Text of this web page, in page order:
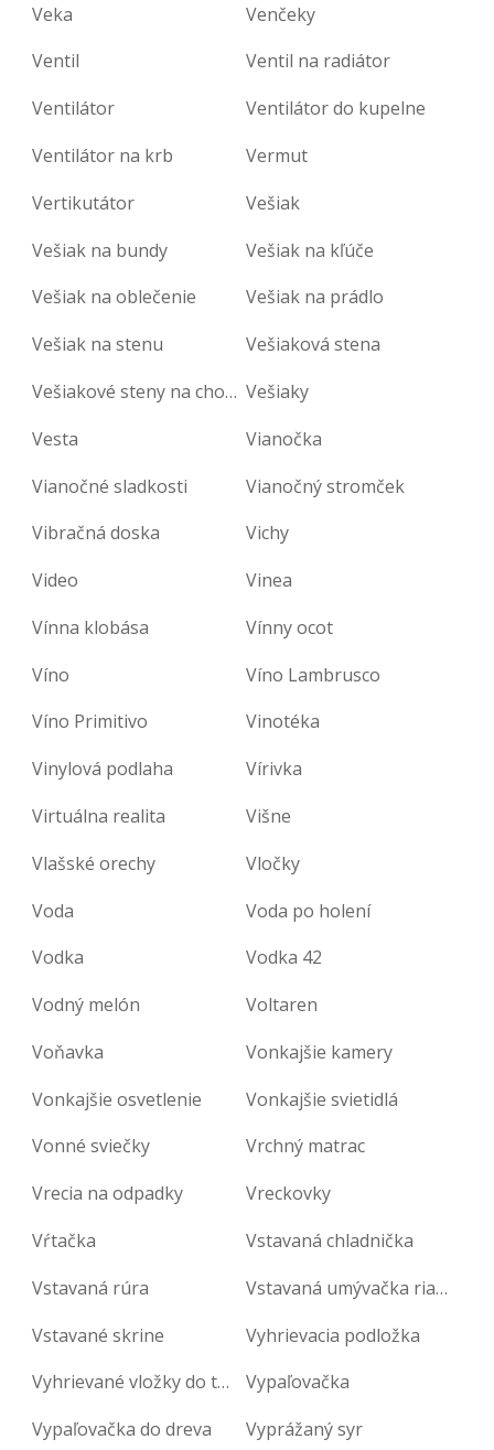
Veka
Venčeky
Ventil
Ventil na radiátor
Ventilátor
Ventilátor do kupelne
Ventilátor na krb
Vermut
Vertikutátor
Vešiak
Vešiak na bundy
Vešiak na kľúče
Vešiak na oblečenie
Vešiak na prádlo
Vešiak na stenu
Vešiaková stena
Vešiakové steny na chodbu Vešiaky
Vesta
Vianočka
Vianočné sladkosti
Vianočný stromček
Vibračná doska
Vichy
Video
Vinea
Vínna klobása
Vínny ocot
Víno
Víno Lambrusco
Víno Primitivo
Vinotéka
Vinylová podlaha
Vírivka
Virtuálna realita
Višne
Vlašské orechy
Vločky
Voda
Voda po holení
Vodka
Vodka 42
Vodný melón
Voltaren
Voňavka
Vonkajšie kamery
Vonkajšie osvetlenie
Vonkajšie svietidlá
Vonné sviečky
Vrchný matrac
Vrecia na odpadky
Vreckovky
Vŕtačka
Vstavaná chladnička
Vstavaná rúra
Vstavaná umývačka riadu
Vstavané skrine
Vyhrievacia podložka
Vyhrievané vložky do topánok
Vypaľovačka
Vypaľovačka do dreva
Vyprážaný syr